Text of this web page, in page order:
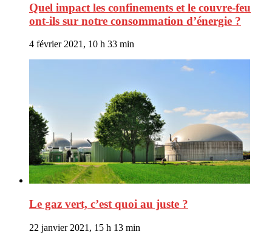
Quel impact les confinements et le couvre-feu
ont-ils sur notre consommation d’énergie ?
4 février 2021, 10 h 33 min
Le gaz vert, c’est quoi au juste ?
22 janvier 2021, 15 h 13 min